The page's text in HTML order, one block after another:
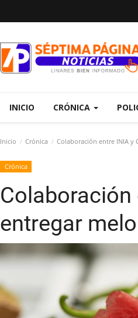
INICIO CRÓNICA
Inicio Crónica Colaboración entre INIA y
Crónica
Colaboración
entregar